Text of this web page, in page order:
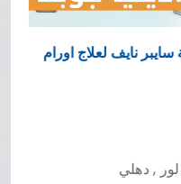
نايف لعلاج اورام
, دهلي